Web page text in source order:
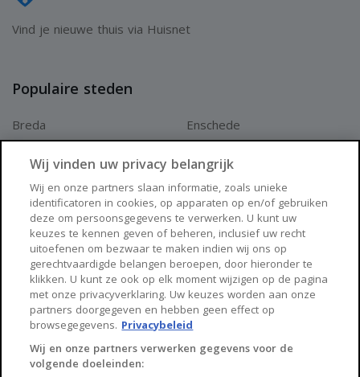
Vind je nieuwe thuis via Huisnet
Populaire steden
Breda
Arnhem
Enschede
Zwolle
Huisnet
Over Huisnet
Algemene voorwaarden
Privacybeleid
Contact
Wij vinden uw privacy belangrijk
Wij en onze partners slaan informatie, zoals unieke
identificatoren in cookies, op apparaten op en/of gebruiken
deze om persoonsgegevens te verwerken. U kunt uw
keuzes te kennen geven of beheren, inclusief uw recht
uitoefenen om bezwaar te maken indien wij ons op
gerechtvaardigde belangen beroepen, door hieronder te
klikken. U kunt ze ook op elk moment wijzigen op de pagina
met onze privacyverklaring. Uw keuzes worden aan onze
partners doorgegeven en hebben geen effect op
browsegegevens. Privacybeleid
Wij en onze partners verwerken gegevens voor de
volgende doeleinden: